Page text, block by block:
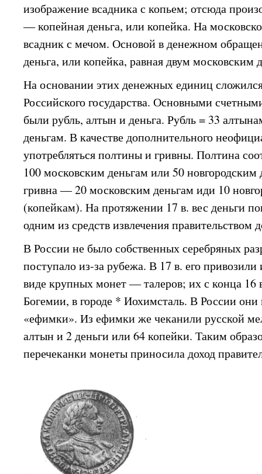
изображение всадника с копьем; отсюда
— копейная деньга, или копейка. На
всадник с мечом. Основой в денежном
деньга, или копейка, равная двум московским
На основании этих денежных единиц
Российского государства. Основными
были рубль, алтын и деньга. Рубль = 33
деньгам. В качестве дополнительного
употребляться полтины и гривны. Полтина
100 московским деньгам или 50
гривна — 20 московским деньгам иди 10
(копейкам). На протяжении 17 в. вес деньги
одним из средств извлечения правительством
В России не было собственных серебряных
поступало из-за рубежа. В 17 в. его
виде крупных монет — талеров; их с конца 16
Богемии, в городе * Иохимсталь. В России они
«ефимки». Из ефимки же чеканили русской
алтын и 2 деньги или 64 копейки. Таким
перечеканки монеты приносила доход